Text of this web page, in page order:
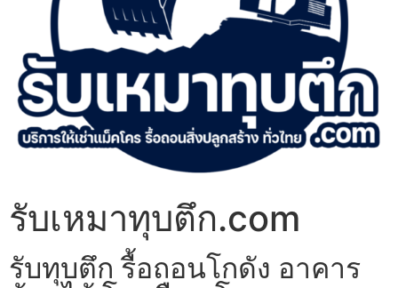
รับเหมาทุบตึก.com
รับทุบตึก รื้อถอนโกดัง อาคาร